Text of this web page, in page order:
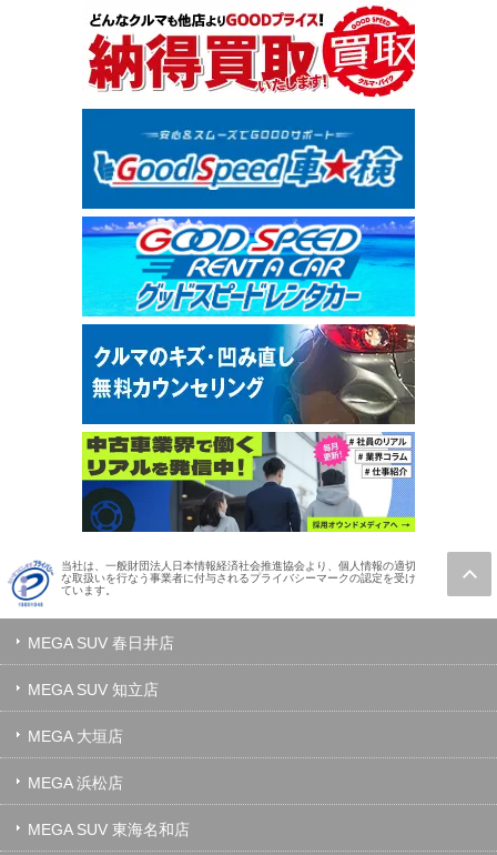
当社は、一般財団法人日本情報経済社会推進協会より、個人情報の適切
な取扱いを行なう事業者に付与されるプライバシーマークの認定を受け
ています。
MEGA SUV 春日井店
MEGA SUV 知立店
MEGA 大垣店
MEGA 浜松店
MEGA SUV 東海名和店